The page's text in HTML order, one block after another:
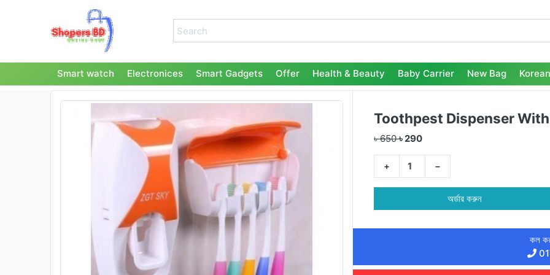
Smart watch Electronices Smart Gadgets Offer Health & Beauty Baby Carrier New Bag
Toothpest Dispenser
৳ 650৳ 290
+ −
অর্ডার করুন
কল